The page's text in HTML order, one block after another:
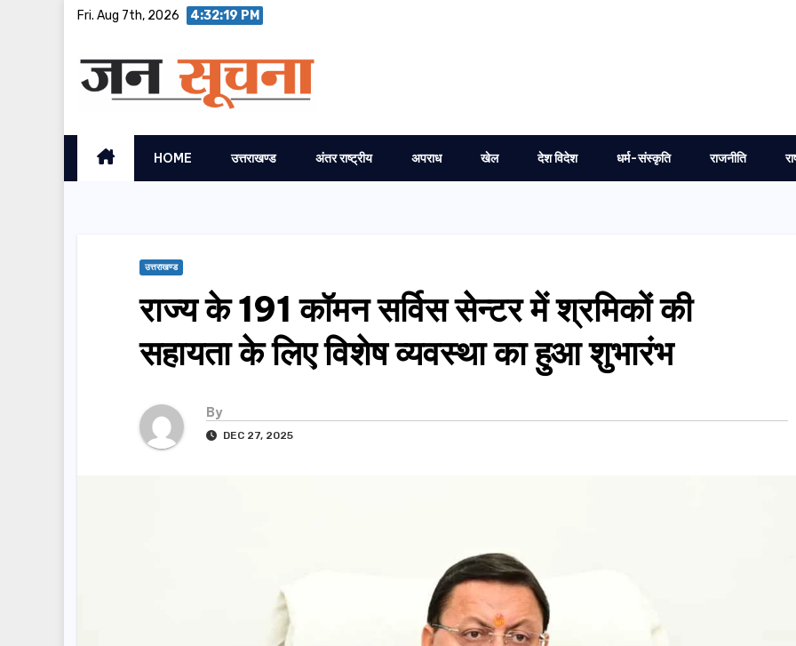
Fri. Aug 7th, 2026 4:32:21 PM
HOME उत्तराखण्ड अंतर राष्ट्रीय अपराध खेल देश विदेश धर्म-संस्कृति राजनीति
उत्तराखण्ड
राज्य के 191 कॉमन सर्विस सेन्टर में श्रमिकों की
सहायता के लिए विशेष व्यवस्था का हुआ शुभारंभ
By
DEC 27, 2025